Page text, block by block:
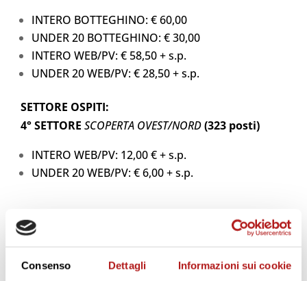
Consenso Dettagli Informazioni sui cookie
INTERO BOTTEGHINO: € 60,00
UNDER 20 BOTTEGHINO: € 30,00
INTERO WEB/PV: € 58,50 + s.p.
UNDER 20 WEB/PV: € 28,50 + s.p.
SETTORE OSPITI:
4° SETTORE SCOPERTA OVEST/NORD(323 posti)
INTERO WEB/PV: 12,00 € + s.p.
UNDER 20 WEB/PV: € 6,00 + s.p.
SETTORE OSPITI PUO’ ACQUISTARE SOLO FINO ALLE
19.00 DI SABATO 1 NOVEMBRE.
In sede a Cittadella (Via Ca’ Dai Pase) NESSUNA